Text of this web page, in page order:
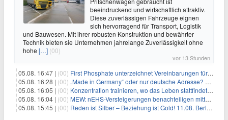
beeindruckend und wirtschaftlich attraktiv.
Diese zuverlässigen Fahrzeuge eignen
sich hervorragend für Transport, Logistik
und Bauwesen. Mit ihrer robusten Konstruktion und bewährter
Technik bieten sie Unternehmen jahrelange Zuverlässigkeit ohne
hohe […] (00)
vor 13 Stunden
05.08. 16:47 | (00) First Phosphate unterzeichnet Vereinbarungen für nicht zu refundierende Zuwendungen in Höhe von 4,84 Mio. $ von der kanadischen Regierung für Straßeninfrastruktur und Stromübertragungsleitungen
05.08. 16:28 | (00) „Made in Germany“ oder nur deutsche Adresse? So erkennen Sie, wo Ihre Leiterplatten wirklich gefertigt werden
05.08. 16:05 | (00) Konzentration trainieren, wo das Leben stattfindet: Mobile EEG-Technologie bringt Neurofeedback in den Alltag
05.08. 16:04 | (00) MEW: nEHS-Versteigerungen benachteiligen mittelständische Unternehmen
05.08. 15:45 | (00) Reden ist Silber – Beziehung ist Gold! 11.08. Berlin – 18:30 Uhr